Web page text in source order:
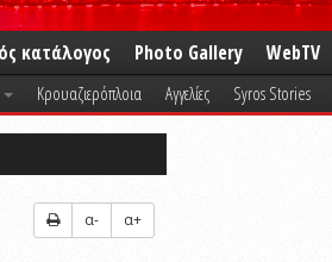
κατάλογος Photo Gallery WebTV
Κρουαζιερόπλοια Αγγελίες Syros Stories
α- α+